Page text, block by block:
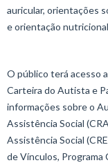
auricular, orientações
e orientação
O público terá acesso
Carteira do Autista e
informações sobre o
Assistência Social
Assistência Social
de Vínculos, Programa